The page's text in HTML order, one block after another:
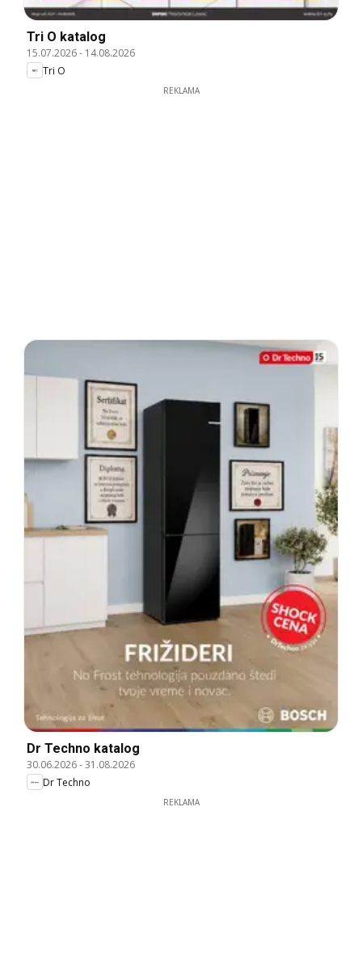
Tri O katalog
15.07.2026- 14.08.2026
Tri O
REKLAMA
Dr Techno katalog
30.06.2026-31.08.2026
Dr Techno
REKLAMA